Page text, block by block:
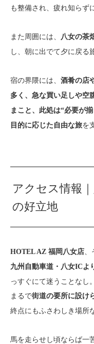
も整備され、疲れ知らず
また周囲には、 八女の茶
し、朝に出でて夕に戻る
宿の界隈には、 酒肴の店
多く、急な買い足しや空
まこと、此処は“必要が
目的に応じた自由な旅を
アクセス情報
の好立地
HOTEL AZ 福岡八女店
九州自動車道・八女ICよ
っすぐにて迷うことなし。
まるで街道の要所に設け
終点にもふさわしき場所
馬を走らせし頃ならば一